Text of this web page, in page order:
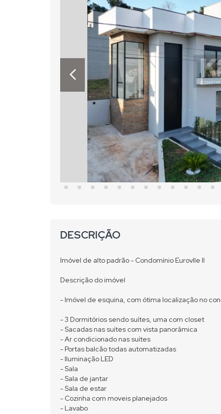
DESCRIÇÃO
Imóvel de alto padrão - Condomínio Eurovlle II
Descrição do imóvel
- Imóvel de esquina, com ótima localização no
- 3 Dormitórios sendo suítes, uma com closet
- Sacadas nas suítes com vista panorâmica
- Ar condicionado nas suítes
- Portas balcão todas automatizadas
- Iluminação LED
- Sala
- Sala de jantar
- Sala de estar
- Cozinha com moveis planejados
- Lavabo